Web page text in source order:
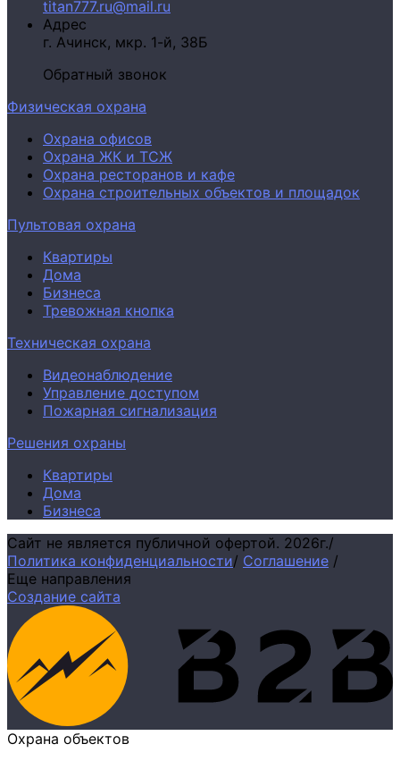
titan777.ru@mail.ru
Адрес
г. Ачинск, мкр. 1-й, 38Б
Обратный звонок
Физическая охрана
Охрана офисов
Охрана ЖК и ТСЖ
Охрана ресторанов и кафе
Охрана строительных объектов и площадок
Пультовая охрана
Квартиры
Дома
Бизнеса
Тревожная кнопка
Техническая охрана
Видеонаблюдение
Управление доступом
Пожарная сигнализация
Решения охраны
Квартиры
Дома
Бизнеса
Сайт не является публичной офертой. 2026г./
Политика конфиденциальности/ Соглашение /
Еще направления
Создание сайта
Охрана объектов